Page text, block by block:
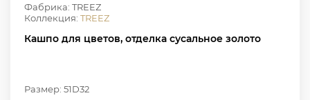
Фабрика: TREEZ
Коллекция: TREEZ
Кашпо для цветов, отделка сусальное золото
Размер: 51D32